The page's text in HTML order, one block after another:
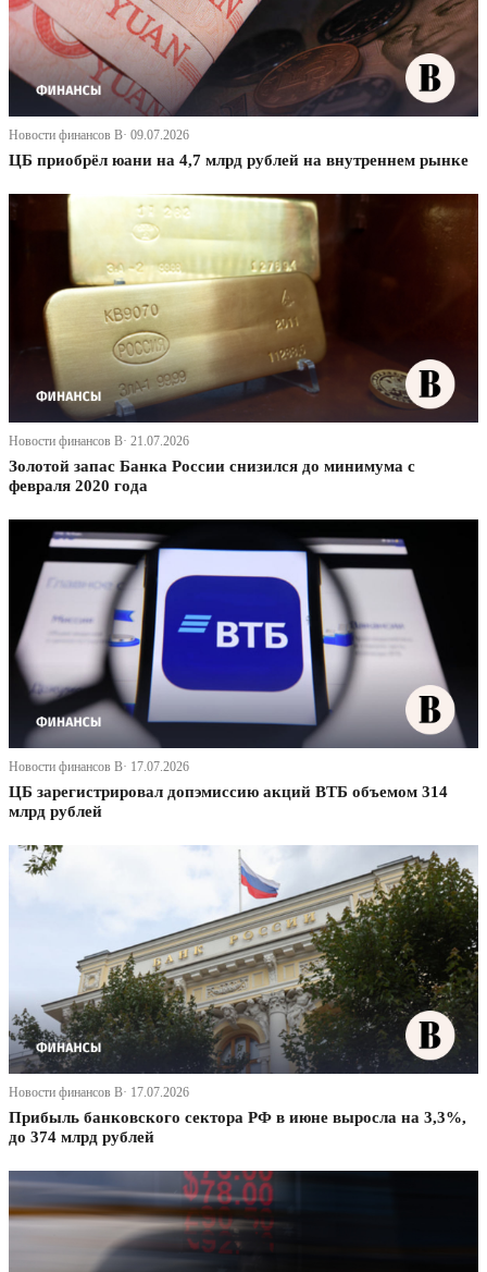
Новости финансов В· 09.07.2026
ЦБ приобрёл юани на 4,7 млрд рублей на внутреннем рынке
Новости финансов В· 21.07.2026
Золотой запас Банка России снизился до минимума с
февраля 2020 года
Новости финансов В· 17.07.2026
ЦБ зарегистрировал допэмиссию акций ВТБ объемом 314
млрд рублей
Новости финансов В· 17.07.2026
Прибыль банковского сектора РФ в июне выросла на 3,3%,
до 374 млрд рублей